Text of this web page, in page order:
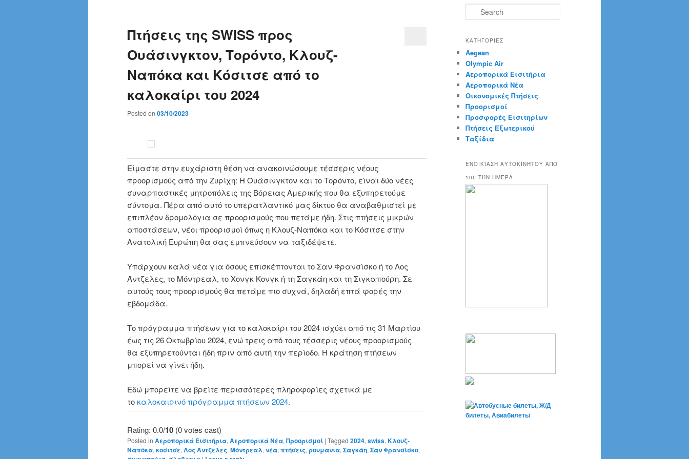
Πτήσεις της SWISS προς
Ουάσινγκτον, Τορόντο, Κλουζ-
Ναπόκα και Κόσιτσε από το
καλοκαίρι του 2024
Posted on 03/10/2023
Είμαστε στην ευχάριστη θέση να ανακοινώσουμε τέσσερις νέους
προορισμούς από την Ζυρίχη: Η Ουάσινγκτον και το Τορόντο, είναι δύο νέες
συναρπαστικές μητροπόλεις της Βόρειας Αμερικής που θα εξυπηρετούμε
σύντομα. Πέρα από αυτό το υπερατλαντικό μας δίκτυο θα αναβαθμιστεί με
επιπλέον δρομολόγια σε προορισμούς που πετάμε ήδη. Στις πτήσεις μικρών
αποστάσεων, νέοι προορισμοί όπως η Κλουζ-Ναπόκα και το Κόσιτσε στην
Ανατολική Ευρώπη θα σας εμπνεύσουν να ταξιδέψετε.
Υπάρχουν καλά νέα για όσους επισκέπτονται το Σαν Φρανσίσκο ή το Λος
Άντζελες, το Μόντρεαλ, το Χονγκ Κονγκ ή τη Σαγκάη και τη Σιγκαπούρη. Σε
αυτούς τους προορισμούς θα πετάμε πιο συχνά, δηλαδή επτά φορές την
εβδομάδα.
Το πρόγραμμα πτήσεων για το καλοκαίρι του 2024 ισχύει από τις 31 Μαρτίου
έως τις 26 Οκτωβρίου 2024, ενώ τρεις από τους τέσσερις νέους προορισμούς
θα εξυπηρετούνται ήδη πριν από αυτή την περίοδο. Η κράτηση πτήσεων
μπορεί να γίνει ήδη.
Εδώ μπορείτε να βρείτε περισσότερες πληροφορίες σχετικά με
τοκαλοκαιρινό πρόγραμμα πτήσεων 2024.
Rating: 0.0/10 (0 votes cast)
Posted in Αεροπορικά Εισιτήρια, Αεροπορικά Νέα, Προορισμοί | Tagged 2024, swiss, Κλουζ-
Ναπόκα, κοσιτσε, Λος Άντζελες, Μόντρεαλ, νέα, πτήσεις, ρουμανια, Σαγκάη, Σαν Φρανσίσκο,
e
r
h
ΚΑΤΗΓΟΡΊΕΣ
Aegean
Olympic Air
Αεροπορικά Εισιτήρια
Αεροπορικά Νέα
Οικονομικές Πτήσεις
Προορισμοί
Προσφορές Εισιτηρίων
Πτήσεις Εξωτερικού
Ταξίδια
ΕΝΟΙΚΊΑΣΗ ΑΥΤΟΚΙΝΉΤΟΥ ΑΠΌ
10€ ΤΉΝ ΗΜΈΡΑ